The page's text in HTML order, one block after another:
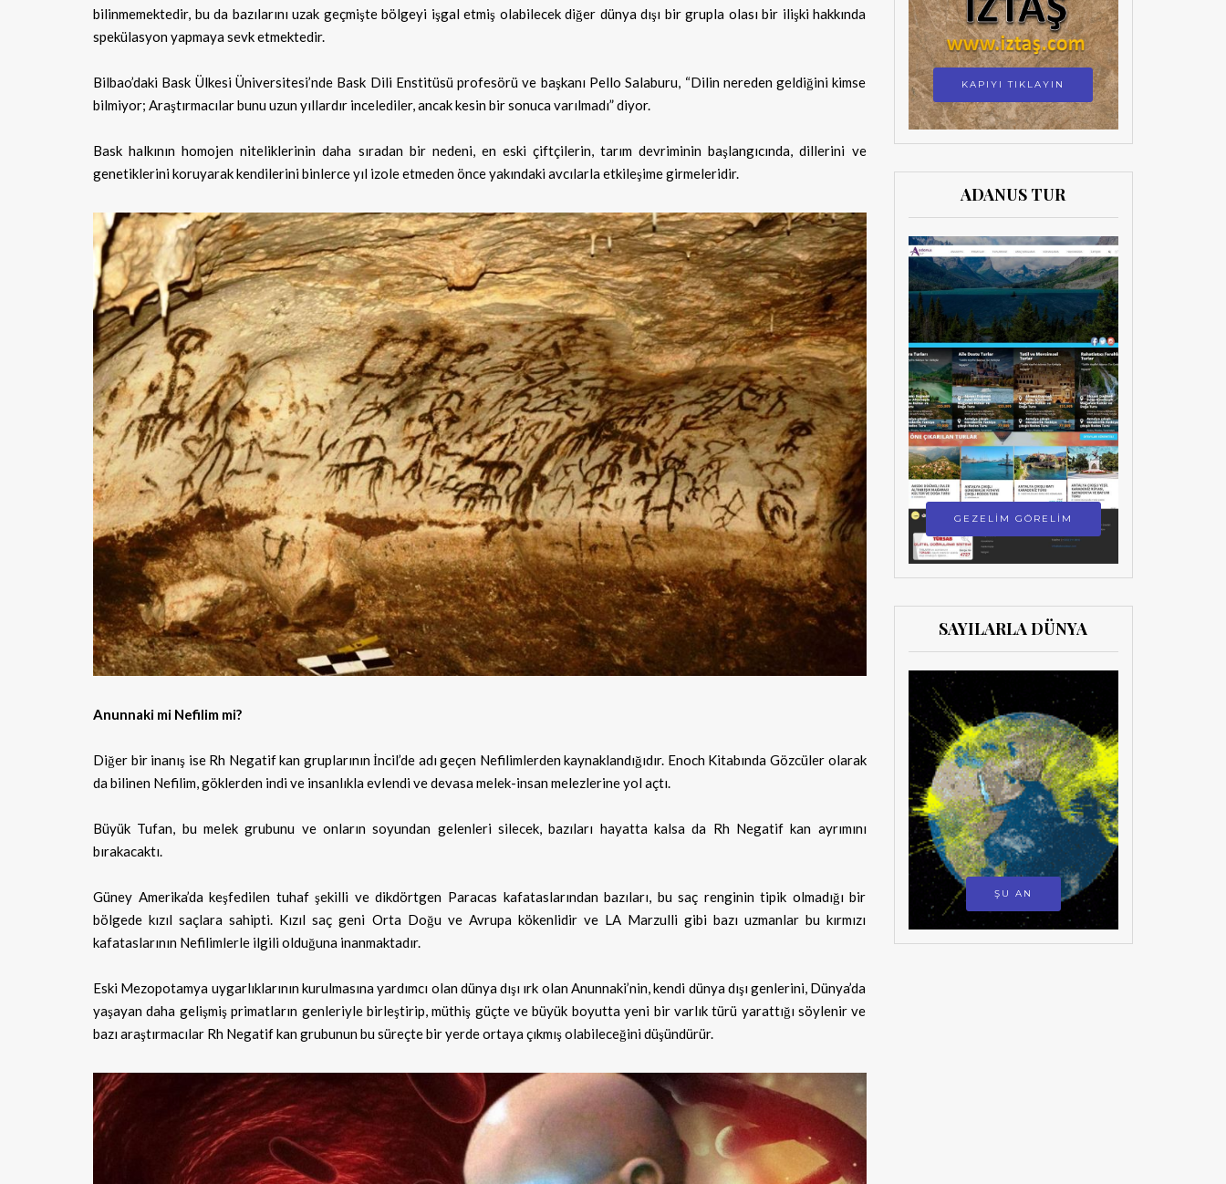
bilinmemektedir, bu da bazılarını uzak geçmişte bölgeyi işgal etmiş olabilecek diğer dünya dışı bir grupla olası bir ilişki hakkında
spekülasyon yapmaya sevk etmektedir.
Bilbao’daki Bask Ülkesi Üniversitesi’nde Bask Dili Enstitüsü profesörü ve başkanı Pello Salaburu, “Dilin nereden geldiğini kimse
bilmiyor; Araştırmacılar bunu uzun yıllardır incelediler, ancak kesin bir sonuca varılmadı” diyor.
Bask halkının homojen niteliklerinin daha sıradan bir nedeni, en eski çiftçilerin, tarım devriminin başlangıcında, dillerini ve
genetiklerini koruyarak kendilerini binlerce yıl izole etmeden önce yakındaki avcılarla etkileşime girmeleridir.
Anunnaki mi Nefilim mi?
Diğer bir inanış ise Rh Negatif kan gruplarının İncil’de adı geçen Nefilimlerden kaynaklandığıdır. Enoch Kitabında Gözcüler olarak
da bilinen Nefilim, göklerden indi ve insanlıkla evlendi ve devasa melek-insan melezlerine yol açtı.
Büyük Tufan, bu melek grubunu ve onların soyundan gelenleri silecek, bazıları hayatta kalsa da Rh Negatif kan ayrımını
bırakacaktı.
Güney Amerika’da keşfedilen tuhaf şekilli ve dikdörtgen Paracas kafataslarından bazıları, bu saç renginin tipik olmadığı bir
bölgede kızıl saçlara sahipti. Kızıl saç geni Orta Doğu ve Avrupa kökenlidir ve LA Marzulli gibi bazı uzmanlar bu kırmızı
kafataslarının Nefilimlerle ilgili olduğuna inanmaktadır.
Eski Mezopotamya uygarlıklarının kurulmasına yardımcı olan dünya dışı ırk olan Anunnaki’nin, kendi dünya dışı genlerini, Dünya’da
yaşayan daha gelişmiş primatların genleriyle birleştirip, müthiş güçte ve büyük boyutta yeni bir varlık türü yarattığı söylenir ve
bazı araştırmacılar Rh Negatif kan grubunun bu süreçte bir yerde ortaya çıkmış olabileceğini düşündürür.
KAPIYI TIKLAYIN
ADANUS TUR
GEZELİM GÖRELİM
SAYILARLA DÜNYA
ŞU AN